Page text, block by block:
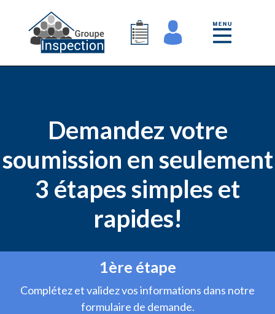
Demandez votre
soumission en seulement
3 étapes simples et
rapides!
1ère étape
Complétez et validez vos informations dans notre
formulaire de demande.